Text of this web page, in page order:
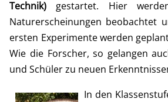
Technik) gestartet. Hier
Naturerscheinungen beobachtet
ersten Experimente werden
Wie die Forscher, so gelangen
und Schüler zu neuen
In den